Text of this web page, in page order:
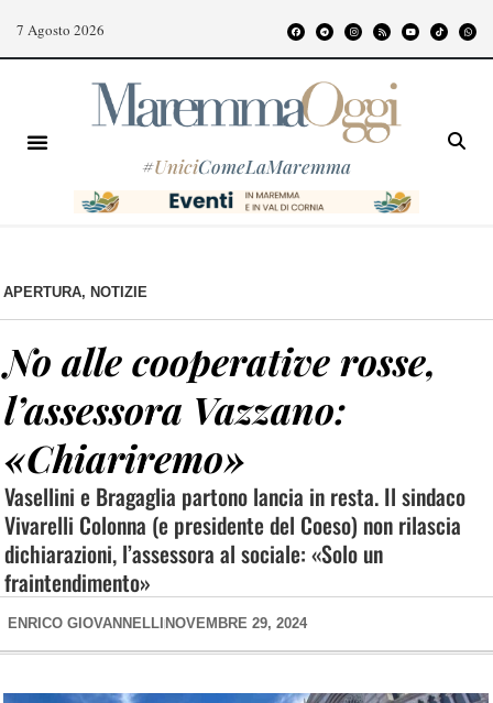
7 Agosto 2026
#UniciComeLaMaremma
APERTURA, NOTIZIE
No alle cooperative rosse,
l’assessora Vazzano:
«Chiariremo»
Vasellini e Bragaglia partono lancia in resta. Il sindaco
Vivarelli Colonna (e presidente del Coeso) non rilascia
dichiarazioni, l’assessora al sociale: «Solo un
fraintendimento»
ENRICO GIOVANNELLI NOVEMBRE 29, 2024